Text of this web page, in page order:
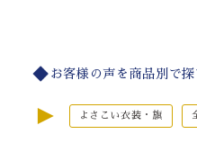
お客様の声を商品別で探
► よさこい衣装・旗